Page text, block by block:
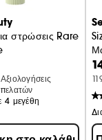
στρώσεις Rare
αρωματικό Βάλσαμο
Αξιολογήσεις
πελατών
4 μεγέθη